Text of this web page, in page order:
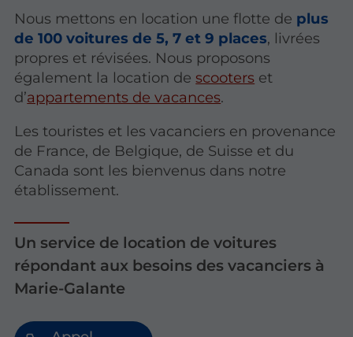
Nous mettons en location une flotte de plus
de 100 voitures de 5, 7 et 9 places, livrées
propres et révisées. Nous proposons
également la location descooters et
d’appartements de vacances.
Les touristes et les vacanciers en provenance
de France, de Belgique, de Suisse et du
Canada sont les bienvenus dans notre
établissement.
Un service de location de voitures
répondant aux besoins des vacanciers à
Marie-Galante